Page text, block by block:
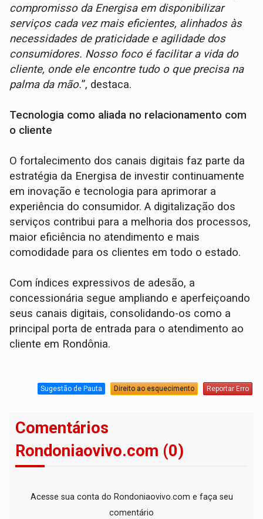
compromisso da Energisa em disponibilizar
serviços cada vez mais eficientes, alinhados às
necessidades de praticidade e agilidade dos
consumidores. Nosso foco é facilitar a vida do
cliente, onde ele encontre tudo o que precisa na
palma da mão.”, destaca.
Tecnologia como aliada no relacionamento com
o cliente
O fortalecimento dos canais digitais faz parte da
estratégia da Energisa de investir continuamente
em inovação e tecnologia para aprimorar a
experiência do consumidor. A digitalização dos
serviços contribui para a melhoria dos processos,
maior eficiência no atendimento e mais
comodidade para os clientes em todo o estado.
Com índices expressivos de adesão, a
concessionária segue ampliando e aperfeiçoando
seus canais digitais, consolidando-os como a
principal porta de entrada para o atendimento ao
cliente em Rondônia.
Sugestão de Pauta Direito ao esquecimento Reportar Erro
Comentários
Rondoniaovivo.com (0)
Acesse sua conta do Rondoniaovivo.com e faça seu
comentário